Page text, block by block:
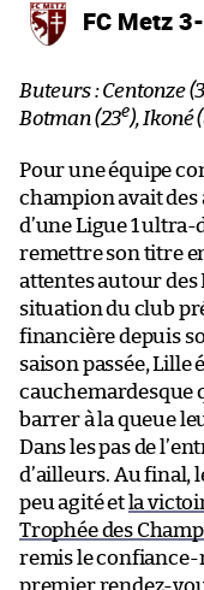
FC Metz
Buteurs : Centonze
Botman (23e), Ikoné
Pour une équipe
champion avait des
d’une Ligue 1 ultra-
remettre son titre
attentes autour des
situation du club
financière depuis
saison passée,
cauchemardesque
barrer à la queue
Dans les pas de
d’ailleurs. Au final,
peu agité et la
Trophée des
remis le
premier rendez-